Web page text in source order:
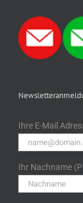
Ihre E-Mail
Ihr Nachname